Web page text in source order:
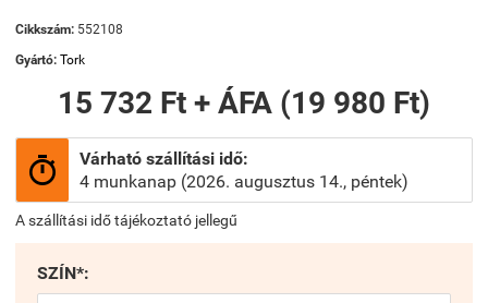
Cikkszám: 552108
Gyártó: Tork
15 732 Ft + ÁFA (19 980 Ft)

Várható szállítási idő:
4 munkanap (2026. augusztus 14., péntek)
A szállítási idő tájékoztató jellegű
SZÍN*: